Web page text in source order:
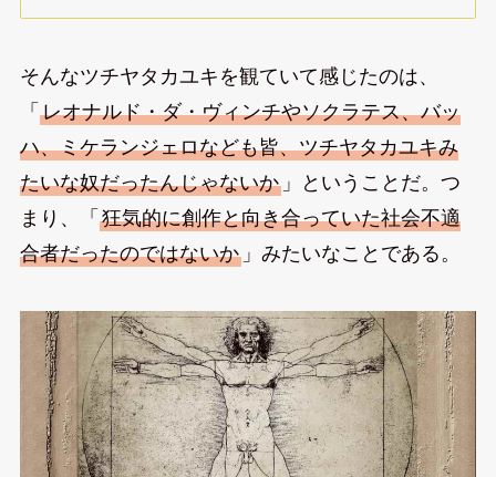
そんなツチヤタカユキを観ていて感じたのは、
「 レオナルド・ダ・ヴィンチやソクラテス、バッ
ハ、ミケランジェロなども皆、ツチヤタカユキみ
たいな奴だったんじゃないか」ということだ。つ
まり、「 狂気的に創作と向き合っていた社会不適
合者だったのではないか」みたいなことである。